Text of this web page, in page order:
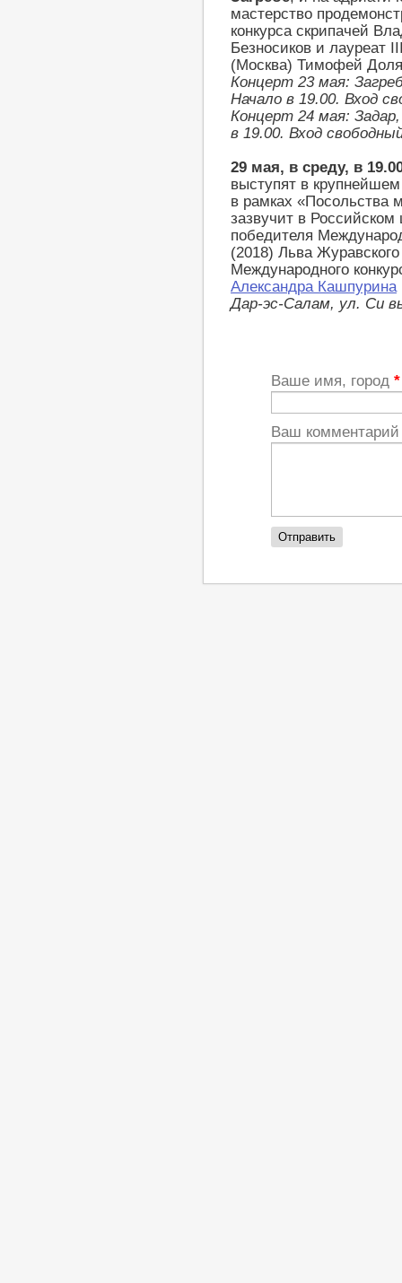
мастерство
конкурса скрипачей
Безносиков и лауреат
(Москва) Тимофей
Концерт 23 мая:
Начало в 19.00. Вход
Концерт 24 мая:
в 19.00. Вход
29 мая, в среду, в
выступят в
в рамках «Посольства
зазвучит в
победителя
(2018) Льва
Международного
Александра Кашпурина
Дар-эс-Салам, ул. Си
Ваше имя, город *
Ваш